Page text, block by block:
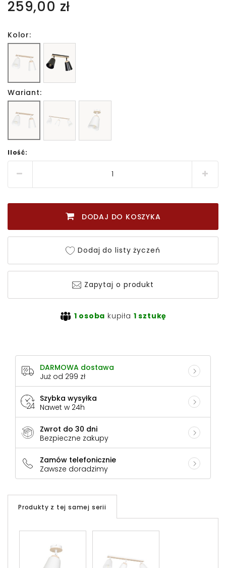
259,00 zł
Kolor:
Wariant:
Ilość:
DODAJ DO KOSZYKA
Dodaj do listy życzeń
Zapytaj o produkt
1 osoba kupiła 1 sztukę
DARMOWA dostawa
Już od 299 zł
Szybka wysyłka
Nawet w 24h
Zwrot do 30 dni
Bezpieczne zakupy
Zamów telefonicznie
Zawsze doradzimy
Produkty z tej samej serii